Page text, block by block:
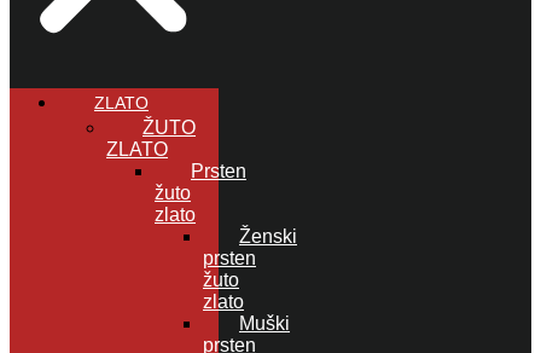
ZLATO
ŽUTO
ZLATO
Prsten
žuto
zlato
Ženski
prsten
žuto
zlato
Muški
prsten